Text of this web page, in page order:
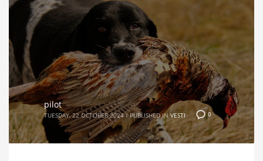
0
pilot
TUESDAY, 22 OCTOBER 2024 / PUBLISHED IN VESTI